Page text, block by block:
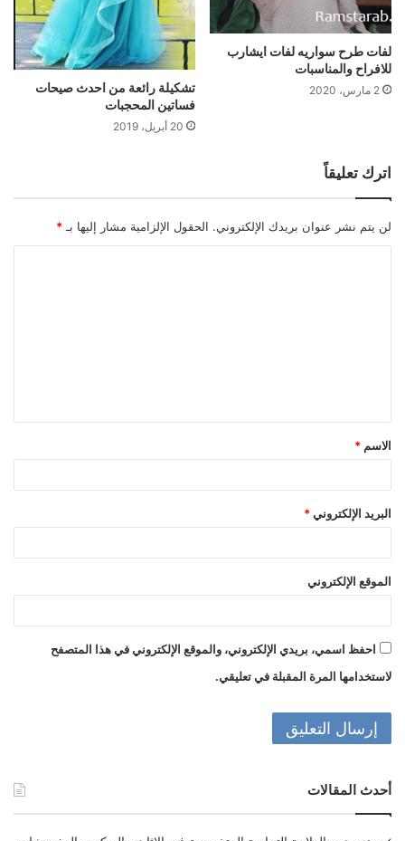
لفات طرح سواريه لفات ايشارب
للافراح والمناسبات
2 مارس، 2020
تشكيلة رائعة من احدث صيحات
فساتين المحجبات
20 أبريل، 2019
اترك تعليقاً
لن يتم نشر عنوان بريدك الإلكتروني. الحقول الإلزامية مشار إليها بـ *
ق
*
الاسم *
البريد الإلكتروني *
الموقع الإلكتروني
احفظ اسمي، بريدي الإلكتروني، والموقع الإلكتروني في هذا المتصفح
لاستخدامها المرة المقبلة في تعليقي.
أحدث المقالات